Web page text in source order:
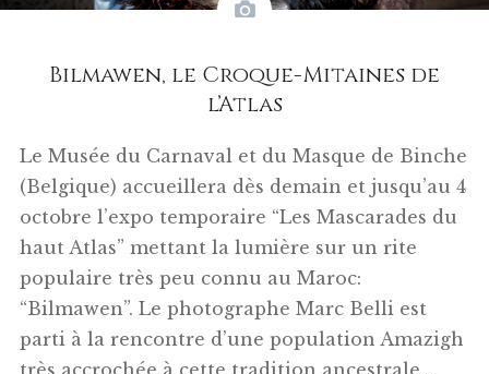
Bilmawen, le Croque-Mitaines de
l’Atlas
Le Musée du Carnaval et du Masque de Binche
(Belgique) accueillera dès demain et jusqu’au 4
octobre l’expo temporaire “Les Mascarades du
haut Atlas” mettant la lumière sur un rite
populaire très peu connu au Maroc:
“Bilmawen”. Le photographe Marc Belli est
parti à la rencontre d’une population Amazigh